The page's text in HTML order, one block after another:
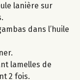
lanière sur
dans l’huile
lamelles de
2 fois.